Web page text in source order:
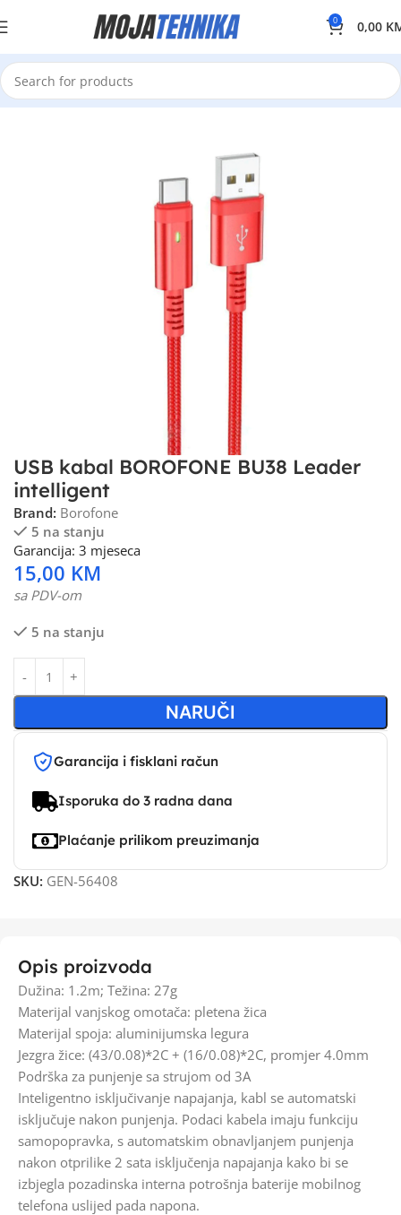
0 0,00
USB kabal BOROFONE BU38 Leader
intelligent
Brand: Borofone
5 na stanju
Garancija: 3 mjeseca
15,00 KM
sa PDV-om
5 na stanju
NARUČI
Garancija i fisklani račun
Isporuka do 3 radna dana
Plaćanje prilikom preuzimanja
SKU: GEN-56408
Opis proizvoda
Dužina: 1.2m; Težina: 27g
Materijal vanjskog omotača: pletena žica
Materijal spoja: aluminijumska legura
Jezgra žice: (43/0.08)*2C + (16/0.08)*2C, promjer 4.0mm
Podrška za punjenje sa strujom od 3A
Inteligentno isključivanje napajanja, kabl se automatski
isključuje nakon punjenja. Podaci kabela imaju funkciju
samopopravka, s automatskim obnavljanjem punjenja
nakon otprilike 2 sata isključenja napajanja kako bi se
izbjegla pozadinska interna potrošnja baterije mobilnog
telefona uslijed pada napona.